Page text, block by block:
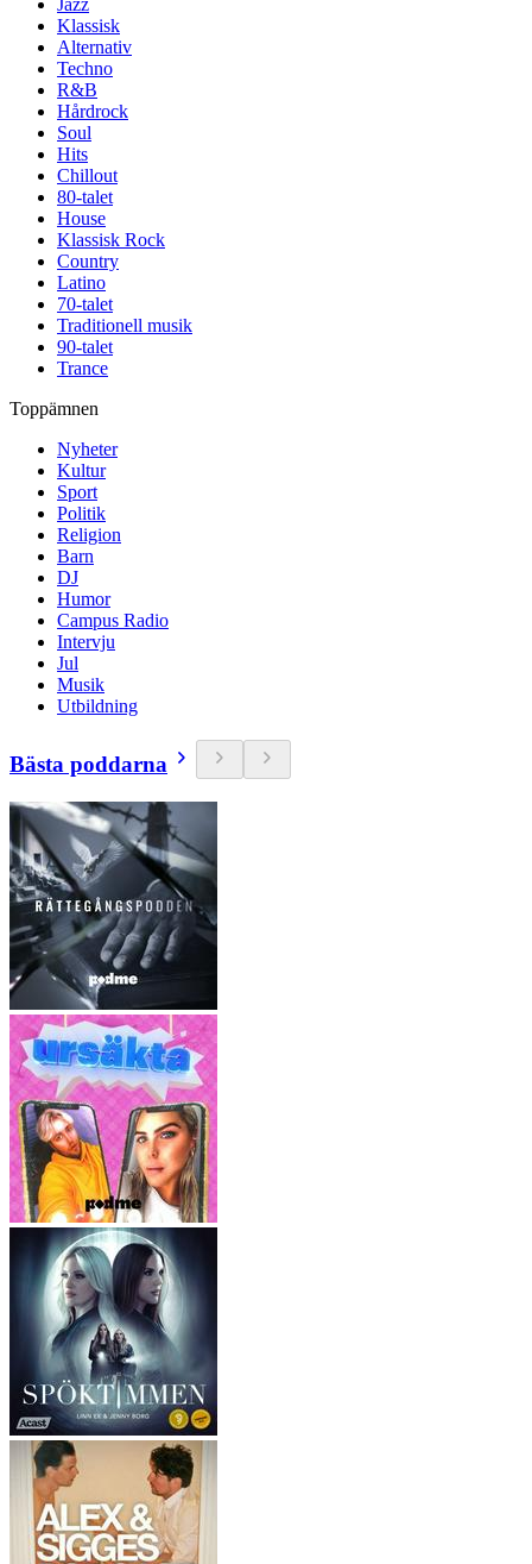
Jazz
Klassisk
Alternativ
Techno
R&B
Hårdrock
Soul
Hits
Chillout
80-talet
House
Klassisk Rock
Country
Latino
70-talet
Traditionell musik
90-talet
Trance
Toppämnen
Nyheter
Kultur
Sport
Politik
Religion
Barn
DJ
Humor
Campus Radio
Intervju
Jul
Musik
Utbildning
Bästa poddarna